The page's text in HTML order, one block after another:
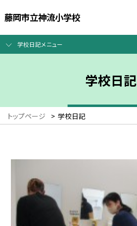
藤岡市立神流小学校
学校日記メニュー
学校日記
トップページ > 学校日記